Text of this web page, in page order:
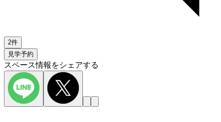
2件
見学予約
スペース情報をシェアする